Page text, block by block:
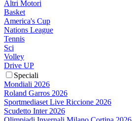
Altri Motori
Basket
America's Cup
Nations League
Tennis
Sci
Volley
Drive UP
Speciali
Mondiali 2026
Roland Garros 2026
Sportmediaset Live Riccione 2026
Scudetto Inter 2026